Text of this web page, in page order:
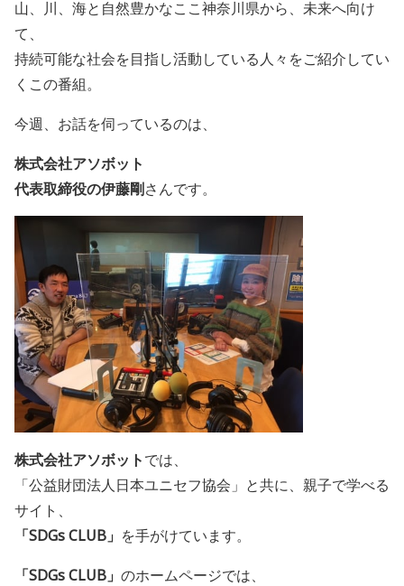
山、川、海と自然豊かなここ神奈川県から、未来へ向け
て、
持続可能な社会を目指し活動している人々をご紹介してい
くこの番組。
今週、お話を伺っているのは、
株式会社アソボット
代表取締役の伊藤剛さんです。
株式会社アソボットでは、
「公益財団法人日本ユニセフ協会」と共に、親子で学べる
サイト、
「SDGs CLUB」 を手がけています。
「SDGs CLUB」 のホームページでは、